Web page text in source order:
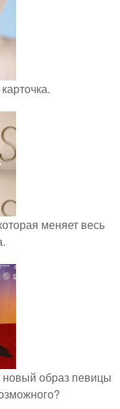
меняет весь
образ певицы